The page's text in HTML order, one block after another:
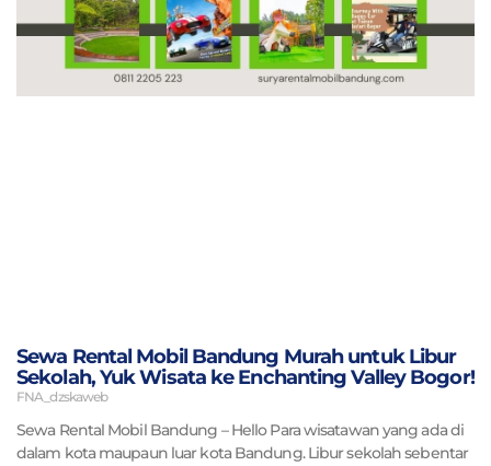
Sewa Rental Mobil Bandung Murah untuk Libur
Sekolah, Yuk Wisata ke Enchanting Valley Bogor!
FNA_dzskaweb
Sewa Rental Mobil Bandung – Hello Para wisatawan yang ada di
dalam kota maupaun luar kota Bandung. Libur sekolah sebentar